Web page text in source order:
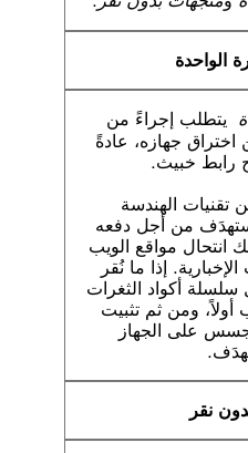
الواحدة
يتطلب إجراءً من
جهازه، عادةً
رابط خبيث.
تقنيات الهندسة
من أجل دفعه
انتحال مواقع الويب
إذا ما نُقر
سلسلة أكواد الثغرات
أولاً، ومن ثم تثبيت
على الجهاز
نقر